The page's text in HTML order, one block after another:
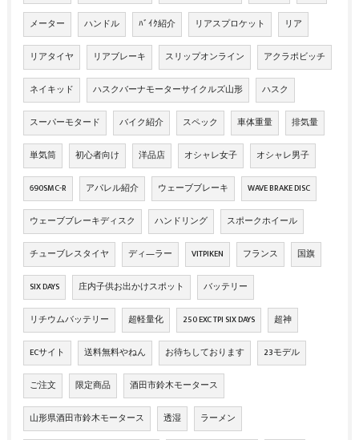
メーター ハンドル ﾊﾞｲｸ紹介 リアスプロケット リア
リアタイヤ リアブレーキ スリップオンライン アクラポビッチ
ネイキッド ハスクバーナモーターサイクルズ山形 ハスク
スーパーモタード バイク紹介 スペック 車体重量 排気量
単気筒 初心者向け 洋品店 オシャレ女子 オシャレ男子
690SMC-R アパレル紹介 ウェーブブレーキ WAVE BRAKE DISC
ウェーブブレーキディスク ハンドリング スポークホイール
チューブレスタイヤ ディ―ラー VITPIKEN フランス 国旗
SIX DAYS 庄内子供お出かけスポット バッテリー
リチウムバッテリー 超軽量化 250 EXC TPI SIX DAYS 超神
ECサイト 送料無料やねん お待ちしております 23モデル
ご注文 限定商品 酒田市鈴木モータース
山形県酒田市鈴木モータース 透湿 ラーメン